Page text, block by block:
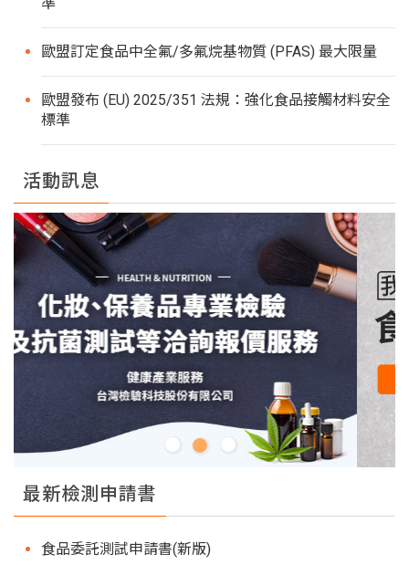
歐盟訂定食品中全氟/多氟烷基物質 (PFAS) 最大限量
歐盟發布 (EU) 2025/351 法規：強化食品接觸材料安全
標準
活動訊息
最新檢測申請書
食品委託測試申請書(新版)